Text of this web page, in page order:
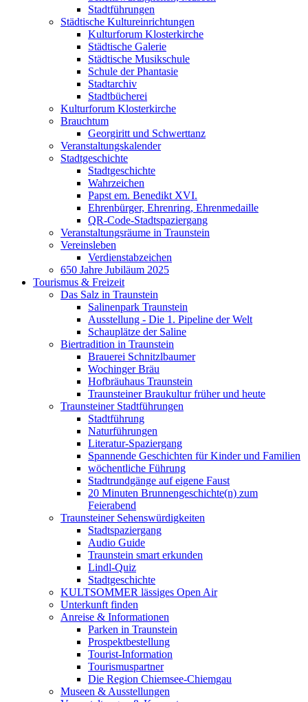
Stadtführungen
Städtische Kultureinrichtungen
Kulturforum Klosterkirche
Städtische Galerie
Städtische Musikschule
Schule der Phantasie
Stadtarchiv
Stadtbücherei
Kulturforum Klosterkirche
Brauchtum
Georgiritt und Schwerttanz
Veranstaltungskalender
Stadtgeschichte
Stadtgeschichte
Wahrzeichen
Papst em. Benedikt XVI.
Ehrenbürger, Ehrenring, Ehrenmedaille
QR-Code-Stadtspaziergang
Veranstaltungsräume in Traunstein
Vereinsleben
Verdienstabzeichen
650 Jahre Jubiläum 2025
Tourismus & Freizeit
Das Salz in Traunstein
Salinenpark Traunstein
Ausstellung - Die 1. Pipeline der Welt
Schauplätze der Saline
Biertradition in Traunstein
Brauerei Schnitzlbaumer
Wochinger Bräu
Hofbräuhaus Traunstein
Traunsteiner Braukultur früher und heute
Traunsteiner Stadtführungen
Stadtführung
Naturführungen
Literatur-Spaziergang
Spannende Geschichten für Kinder und Familien
wöchentliche Führung
Stadtrundgänge auf eigene Faust
20 Minuten Brunnengeschichte(n) zum
Feierabend
Traunsteiner Sehenswürdigkeiten
Stadtspaziergang
Audio Guide
Traunstein smart erkunden
Lindl-Quiz
Stadtgeschichte
KULTSOMMER lässiges Open Air
Unterkunft finden
Anreise & Informationen
Parken in Traunstein
Prospektbestellung
Tourist-Information
Tourismuspartner
Die Region Chiemsee-Chiemgau
Museen & Ausstellungen